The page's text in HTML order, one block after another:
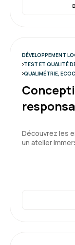
DÉVELOPPEMENT
TEST ET QUALITÉ
QUALIMÉTRIE,
Découvrez les
un atelier